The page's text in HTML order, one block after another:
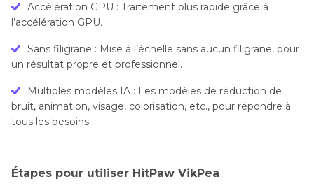
Accélération GPU : Traitement plus rapide grâce à
l’accélération GPU.
Sans filigrane : Mise à l’échelle sans aucun filigrane, pour
un résultat propre et professionnel.
Multiples modèles IA : Les modèles de réduction de
bruit, animation, visage, colorisation, etc., pour répondre à
tous les besoins.
Étapes pour utiliser HitPaw VikPea